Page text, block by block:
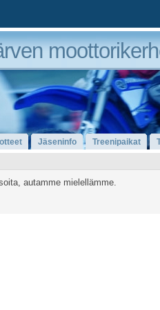
Jäseninfo Treenipaikat
autamme mielellämme.